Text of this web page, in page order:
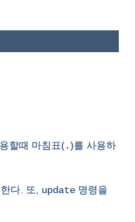
할때 마침표(.)를 사용하
다. 또, update 명령을